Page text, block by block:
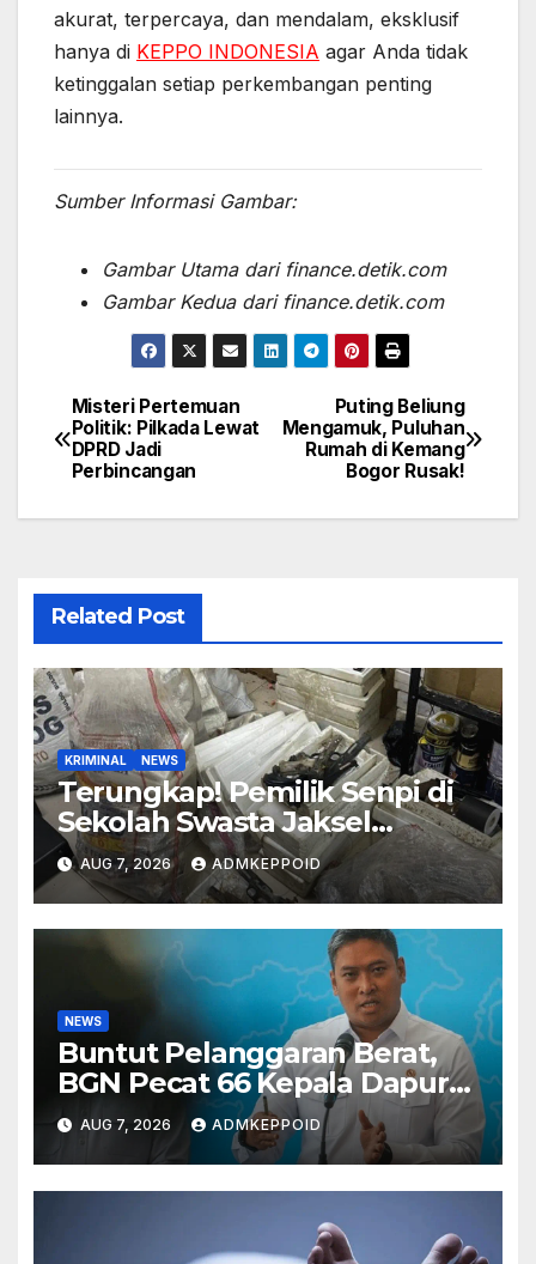
akurat, terpercaya, dan mendalam, eksklusif
hanya di KEPPO INDONESIA agar Anda tidak
ketinggalan setiap perkembangan penting
lainnya.
Sumber Informasi Gambar:
Gambar Utama dari finance.detik.com
Gambar Kedua dari finance.detik.com
Post
navigation
Puting Beliung
Mengamuk, Puluhan
Rumah di Kemang
Bogor Rusak!
Misteri Pertemuan
Politik: Pilkada Lewat
DPRD Jadi
Perbincangan
Related Post
KRIMINAL NEWS
Terungkap! Pemilik Senpi di
Sekolah Swasta Jaksel
Ternyata Direktur
Perusahaan Airsoft Gun
Impor
AUG 7, 2026 ADMKEPPOID
NEWS
Buntut Pelanggaran Berat,
BGN Pecat 66 Kepala Dapur
MBG dan Ungkap Alasannya
AUG 7, 2026 ADMKEPPOID